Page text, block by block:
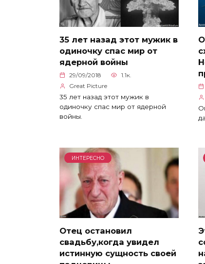
35 лет назад этот мужик в
одиночку спас мир от
ядерной войны
29/09/2018
1.1к.
Great Picture
35 лет назад этот мужик в
одиночку спас мир от ядерной
войны.
ИНТЕРЕСНО
Отец остановил
свадьбу,когда увидел
истинную сущность своей